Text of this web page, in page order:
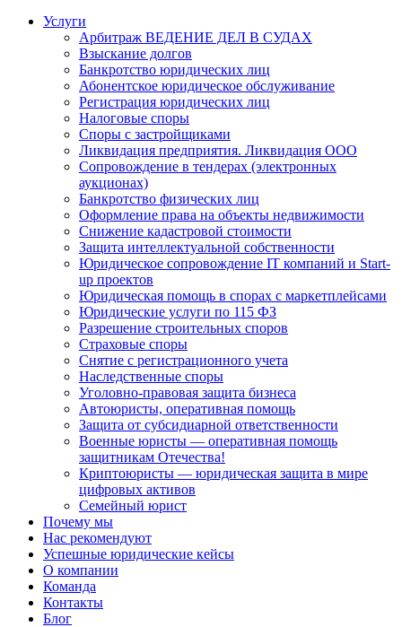
Услуги
Арбитраж ВЕДЕНИЕ ДЕЛ В СУДАХ
Взыскание долгов
Банкротство юридических лиц
Абонентское юридическое обслуживание
Регистрация юридических лиц
Налоговые споры
Споры с застройщиками
Ликвидация предприятия. Ликвидация ООО
Сопровождение в тендерах (электронных
аукционах)
Банкротство физических лиц
Оформление права на объекты недвижимости
Снижение кадастровой стоимости
Защита интеллектуальной собственности
Юридическое сопровождение IT компаний и Start-
up проектов
Юридическая помощь в спорах с маркетплейсами
Юридические услуги по 115 ФЗ
Разрешение строительных споров
Страховые споры
Снятие с регистрационного учета
Наследственные споры
Уголовно-правовая защита бизнеса
Автоюристы, оперативная помощь
Защита от субсидиарной ответственности
Военные юристы — оперативная помощь
защитникам Отечества!
Криптоюристы — юридическая защита в мире
цифровых активов
Семейный юрист
Почему мы
Нас рекомендуют
Успешные юридические кейсы
О компании
Команда
Контакты
Блог